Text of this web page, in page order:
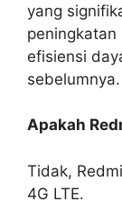
yang
efisiensi
sebelumnya.
Apakah
Tidak,
4G LTE.